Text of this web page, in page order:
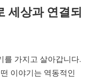
세상과 연결되
를 가지고 살아갑니다.
이야기는 역동적인